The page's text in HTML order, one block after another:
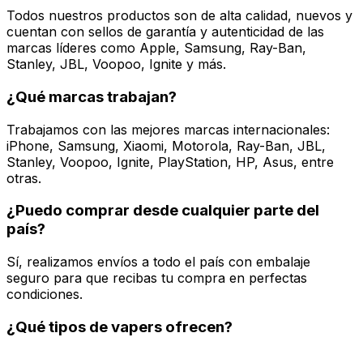
Todos nuestros productos son de alta calidad, nuevos y
cuentan con sellos de garantía y autenticidad de las
marcas líderes como Apple, Samsung, Ray-Ban,
Stanley, JBL, Voopoo, Ignite y más.
¿Qué marcas trabajan?
Trabajamos con las mejores marcas internacionales:
iPhone, Samsung, Xiaomi, Motorola, Ray-Ban, JBL,
Stanley, Voopoo, Ignite, PlayStation, HP, Asus, entre
otras.
¿Puedo comprar desde cualquier parte del
país?
Sí, realizamos envíos a todo el país con embalaje
seguro para que recibas tu compra en perfectas
condiciones.
¿Qué tipos de vapers ofrecen?